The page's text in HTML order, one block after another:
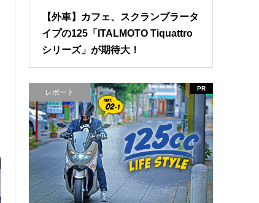
【外車】カフェ、スクランブラータ
イプの125「ITALMOTO Tiquattro
シリーズ」が期待大！
レポート PR